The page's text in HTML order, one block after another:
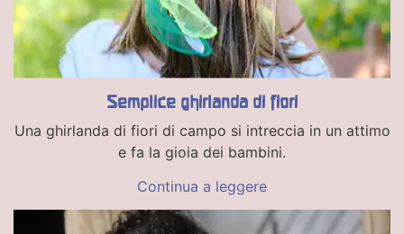
Semplice ghirlanda di fiori
Una ghirlanda di fiori di campo si intreccia in un attimo
e fa la gioia dei bambini.
Continua a leggere